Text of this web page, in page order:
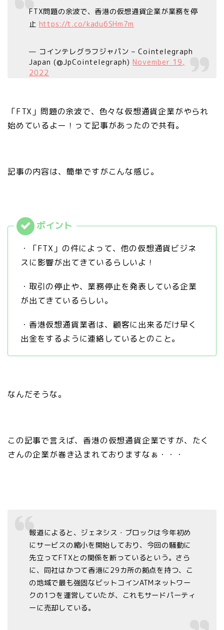
FTX問題の余波で、香港の仮想通貨企業が業務を停
止 https://t.co/kadu6SHm7m
— コインテレグラフジャパン – Cointelegraph
Japan (@JpCointelegraph) November 19,
2022
「FTX」問題の余波で、色々な仮想通貨企業がやられ
始めているよー！って記事があったので共有。
記事の内容は、簡単ですがこんな感じ。
・「FTX」の件によって、他の仮想通貨ビジネ
スに影響が出てきているらしいよ！
・取引の停止や、業務停止を発表している企業
が出てきているらしい。
・香港仮想通貨業者は、顧客に出来るだけ早く
出金をするように連絡しているとのこと。
なんだそうな。
この記事で言えば、香港の仮想通貨企業ですが、たく
さんの企業が巻き込まれておりますなぁ・・・
報道によると、ジェネシス・ブロックは今年初め
にサービスの縮小を開始しており、今回の騒動に
先立ってFTXとの関係を断っているという。さら
に、同社はかつて香港に29カ所の拠点を持つ、こ
の地域で最も強固なビットコインATMネットワー
クの1つを運営していたが、これもサードパーティ
ーに売却している。